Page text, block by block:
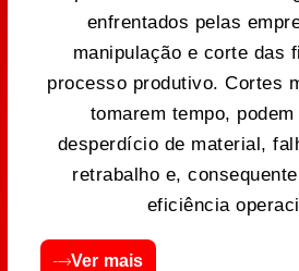
enfrentados pelas
manipulação e corte das
processo produtivo. Cortes
tomarem tempo,
desperdício de material,
retrabalho e,
eficiência
Ver mais